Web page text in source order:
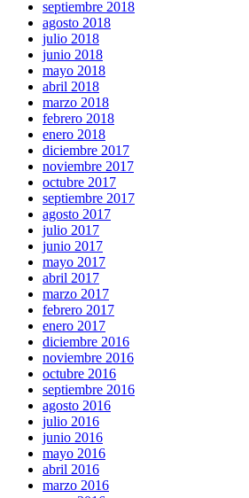
septiembre 2018
agosto 2018
julio 2018
junio 2018
mayo 2018
abril 2018
marzo 2018
febrero 2018
enero 2018
diciembre 2017
noviembre 2017
octubre 2017
septiembre 2017
agosto 2017
julio 2017
junio 2017
mayo 2017
abril 2017
marzo 2017
febrero 2017
enero 2017
diciembre 2016
noviembre 2016
octubre 2016
septiembre 2016
agosto 2016
julio 2016
junio 2016
mayo 2016
abril 2016
marzo 2016